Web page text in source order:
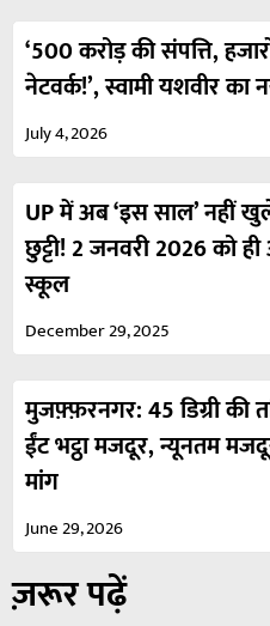
‘500 करोड़ की संपत्ति,
नेटवर्क!’, स्वामी यशवीर का
July 4, 2026
UP में अब ‘इस साल’ नहीं
छुट्टी! 2 जनवरी 2026 को
स्कूल
December 29, 2025
मुजफ़्फ़रनगर: 45 डिग्री
ईंट भट्ठा मजदूर, न्यूनतम
मांग
June 29, 2026
ज़रूर पढ़ें